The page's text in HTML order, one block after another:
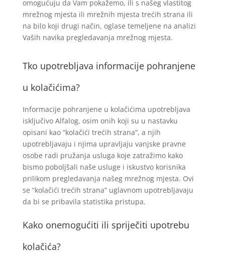
omogućuju da Vam pokažemo, ili s našeg vlastitog
mrežnog mjesta ili mrežnih mjesta trećih strana ili
na bilo koji drugi način, oglase temeljene na analizi
Vaših navika pregledavanja mrežnog mjesta.
Tko upotrebljava informacije pohranjene
u kolačićima?
Informacije pohranjene u kolačićima upotrebljava
isključivo Alfalog, osim onih koji su u nastavku
opisani kao “kolačići trećih strana”, a njih
upotrebljavaju i njima upravljaju vanjske pravne
osobe radi pružanja usluga koje zatražimo kako
bismo poboljšali naše usluge i iskustvo korisnika
prilikom pregledavanja našeg mrežnog mjesta. Ovi
se “kolačići trećih strana” uglavnom upotrebljavaju
da bi se pribavila statistika pristupa.
Kako onemogućiti ili spriječiti upotrebu
kolačića?